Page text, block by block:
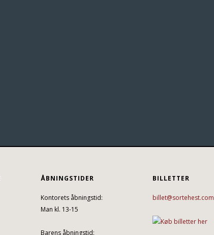
ÅBNINGSTIDER
Kontorets åbningstid:
Man kl. 13-15
Barens åbningstid:
BILLETTER
billet@sortehest.com